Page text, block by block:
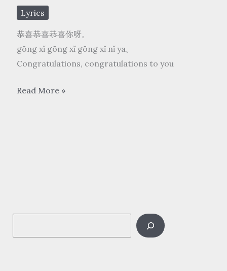
Lyrics
恭喜恭喜恭喜你呀。
gōng xǐ gōng xǐ gōng xǐ nǐ ya。
Congratulations, congratulations to you
姚
xǐ
Read More »
e